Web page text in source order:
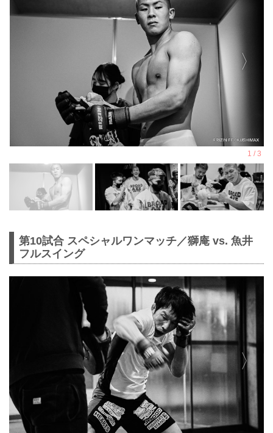
第10試合 スペシャルワンマッチ／獅庵 vs. 魚井
フルスイング